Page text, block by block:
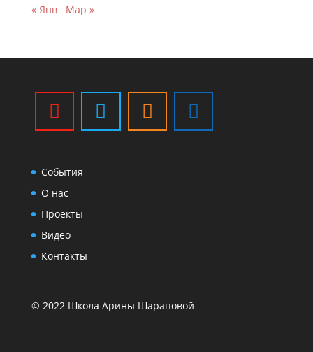
« Янв
Мар »
События
О нас
Проекты
Видео
Контакты
© 2022 Школа Арины Шараповой